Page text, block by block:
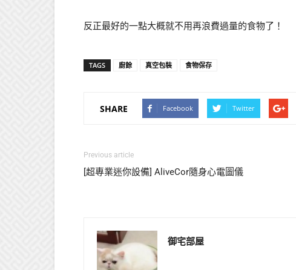
反正最好的一點大概就不用再浪費過量的食物了！
TAGS 廚餘 真空包裝 食物保存
SHARE Facebook Twitter
Previous article
[超專業迷你設備] AliveCor隨身心電圖儀
御宅部屋